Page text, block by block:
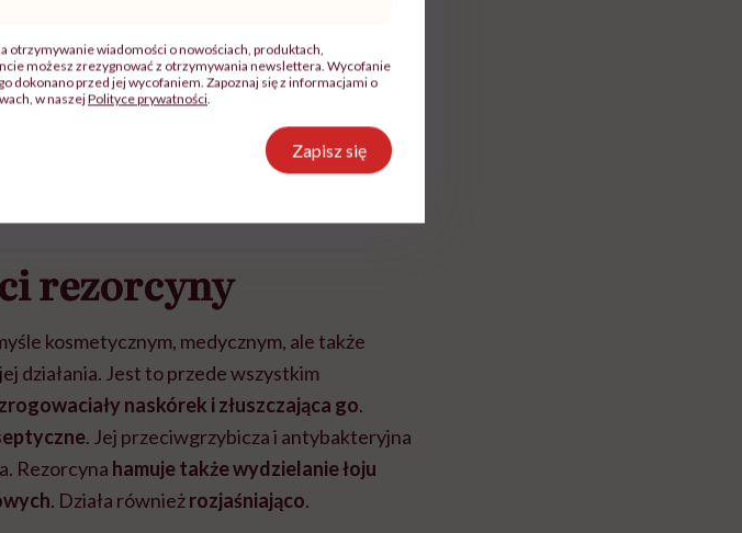
rezorcyny
kosmetycznym, medycznym, ale także
działania. Jest to przede wszystkim
naskórek i złuszczająca go.
. Jej przeciwgrzybicza i antybakteryjna
Rezorcyna hamuje także wydzielanie łoju
. Działa równieżrozjaśniająco.
otrzymywanie wiadomości o nowościach, produktach,
możesz zrezygnować z otrzymywania newslettera. Wycofanie
dokonano przed jej wycofaniem. Zapoznaj się z informacjami o
w naszejPolityce prywatności.
Zapisz się